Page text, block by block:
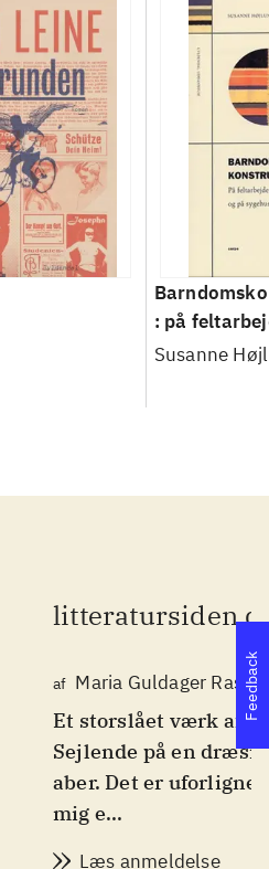
: på
SFO og på
Susanne
af Maria Guldager
Et storslået værk af
Sejlende på en
aber. Det er
mig e...
Læs anmeldelse
Feedback